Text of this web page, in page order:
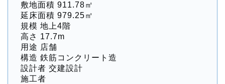
敷地面積 911.78㎡
延床面積 979.25㎡
規模 地上4階
高さ 17.7m
用途 店舗
構造 鉄筋コンクリート造
設計者 交建設計
施工者